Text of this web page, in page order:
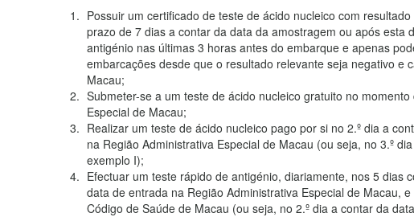
Possuir um certificado de teste de ácido nucleico com
prazo de 7 dias a contar da data da amostragem ou após esta
antigénio nas últimas 3 horas antes do embarque e apenas
embarcações desde que o resultado relevante seja negativo e
Macau;
Submeter-se a um teste de ácido nucleico gratuito no
Especial de Macau;
Realizar um teste de ácido nucleico pago por si no 2.º dia a
na Região Administrativa Especial de Macau (ou seja, no 3.º
exemplo I);
Efectuar um teste rápido de antigénio, diariamente, nos 5 dias
data de entrada na Região Administrativa Especial de Macau,
Código de Saúde de Macau (ou seja, no 2.º dia a contar da